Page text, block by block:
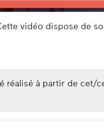
vidéo dispose de
réalisé à partir de cet/